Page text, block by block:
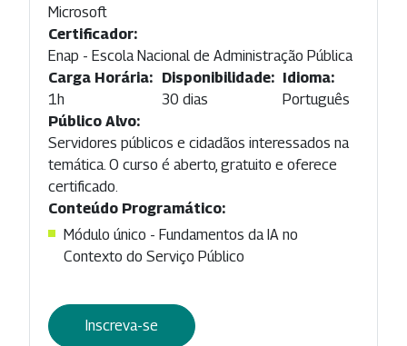
Microsoft
Certificador:
Enap - Escola Nacional de Administração Pública
Carga Horária:
1h
Disponibilidade:
30 dias
Idioma:
Português
Público Alvo:
Servidores públicos e cidadãos interessados na
temática. O curso é aberto, gratuito e oferece
certificado.
Conteúdo Programático:
Módulo único - Fundamentos da IA no
Contexto do Serviço Público
Inscreva-se